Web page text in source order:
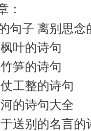
：
句子 离别思念
叶的诗句
笋的诗句
工整的诗句
的诗句大全
送别的名言的